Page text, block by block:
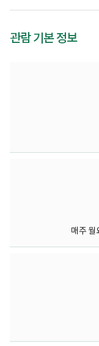
병
관
관람 기본 정보
매주 월